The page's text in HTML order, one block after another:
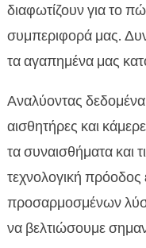
διαφωτίζουν για το
συμπεριφορά μας.
τα αγαπημένα μας
Αναλύοντας
αισθητήρες και
τα συναισθήματα και
τεχνολογική πρόοδος
προσαρμοσμένων
να βελτιώσουμε